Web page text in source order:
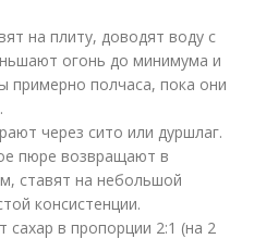
на плиту, доводят воду с
огонь до минимума и
примерно полчаса, пока они
через сито или дуршлаг.
пюре возвращают в
ставят на небольшой
консистенции.
в пропорции 2:1 (на 2